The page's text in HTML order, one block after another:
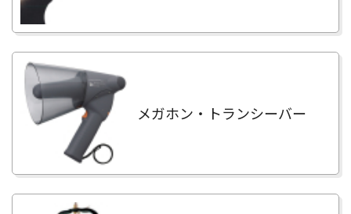
メガホン・トランシーバー